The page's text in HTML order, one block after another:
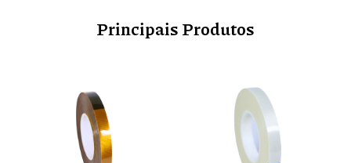
Principais Produtos